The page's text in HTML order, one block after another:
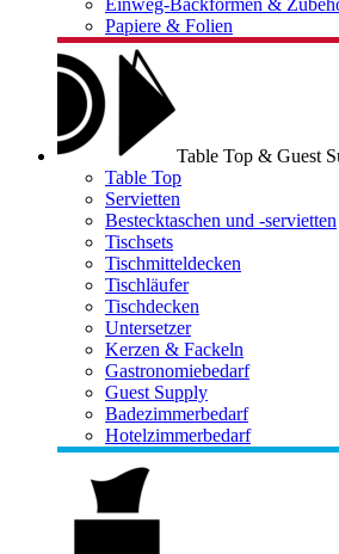
Einweg-Backformen &
Papiere & Folien
Table Top & Guest
Table Top
Servietten
Bestecktaschen und -servietten
Tischsets
Tischmitteldecken
Tischläufer
Tischdecken
Untersetzer
Kerzen & Fackeln
Gastronomiebedarf
Guest Supply
Badezimmerbedarf
Hotelzimmerbedarf